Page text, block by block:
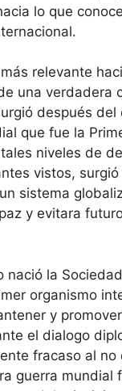
lo que
relevante
una verdadera
después
que fue la
niveles de
vistos, surgió
sistema
y evitara
nació la
organismo
y
el dialogo
fracaso al no
guerra mundial